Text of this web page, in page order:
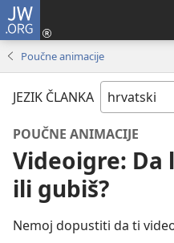
JW.ORG
Poučne animacije
JEZIK ČLANKA
POUČNE ANIMACIJE
Videoigre: Da
ili gubiš?
Nemoj dopustiti da ti